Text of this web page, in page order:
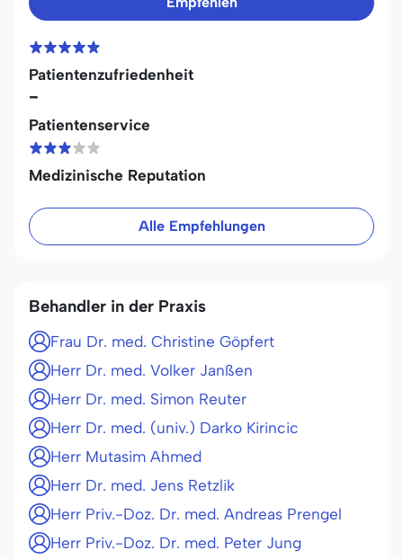
Patientenzufriedenheit
-
Patientenservice
Medizinische Reputation
Alle Empfehlungen
Behandler in der Praxis
Frau Dr. med. Christine Göpfert
Herr Dr. med. Volker Janßen
Herr Dr. med. Simon Reuter
Herr Dr. med. (univ.) Darko Kirincic
Herr Mutasim Ahmed
Herr Dr. med. Jens Retzlik
Herr Priv.-Doz. Dr. med. Andreas Prengel
Herr Priv.-Doz. Dr. med. Peter Jung